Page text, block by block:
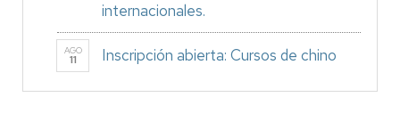
internacionales.
AGO
11 Inscripción abierta: Cursos de chino